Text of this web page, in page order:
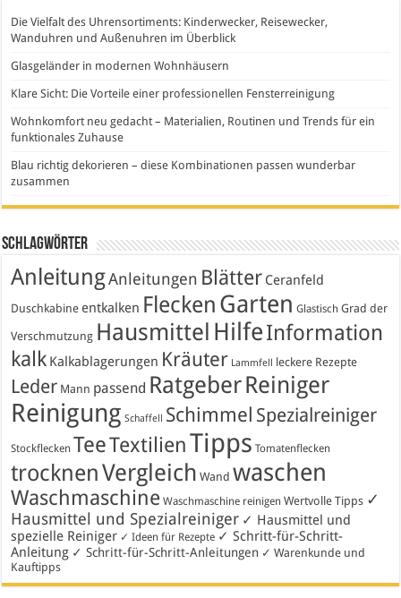
Die Vielfalt des Uhrensortiments: Kinderwecker, Reisewecker,
Wanduhren und Außenuhren im Überblick
Glasgeländer in modernen Wohnhäusern
Klare Sicht: Die Vorteile einer professionellen Fensterreinigung
Wohnkomfort neu gedacht – Materialien, Routinen und Trends für ein
funktionales Zuhause
Blau richtig dekorieren – diese Kombinationen passen wunderbar
zusammen
Schlagwörter
AnleitungAnleitungen Blätter Ceranfeld
Duschkabine entkalken Flecken Garten Glastisch Grad der
Verschmutzung Hausmittel HilfeInformation
kalk Kalkablagerungen Kräuter Lammfell leckere Rezepte
Leder Mann passend RatgeberReiniger
Reinigung Schaffell Schimmel Spezialreiniger
Stockflecken TeeTextilienTipps Tomatenflecken
trocknenVergleich Wand waschen
Waschmaschine Waschmaschine reinigen Wertvolle Tipps ✓
Hausmittel und Spezialreiniger ✓ Hausmittel und
spezielle Reiniger ✓ Ideen für Rezepte ✓ Schritt-für-Schritt-
Anleitung ✓ Schritt-für-Schritt-Anleitungen ✓ Warenkunde und
Kauftipps